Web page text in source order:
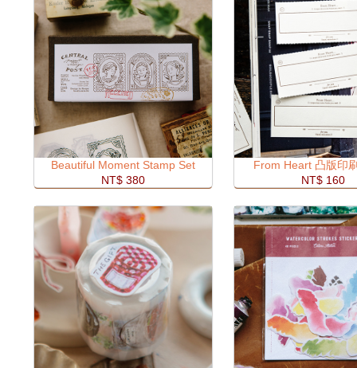
Beautiful Moment Stamp Set
NT$ 380
From Heart 凸版印
NT$ 160